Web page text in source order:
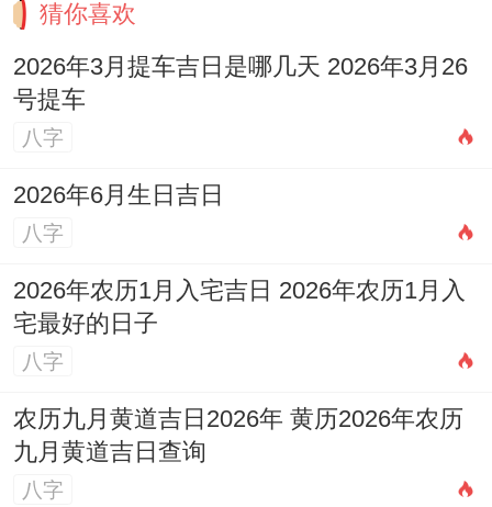
猜你喜欢
2026年3月提车吉日是哪几天 2026年3月26
号提车
八字
2026年6月生日吉日
八字
2026年农历1月入宅吉日 2026年农历1月入
宅最好的日子
八字
农历九月黄道吉日2026年 黄历2026年农历
九月黄道吉日查询
八字